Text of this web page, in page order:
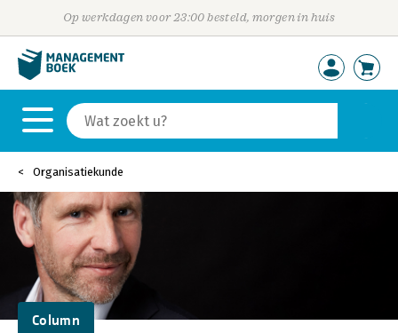
Op werkdagen voor 23:00 besteld, morgen in huis
Organisatiekunde
Column